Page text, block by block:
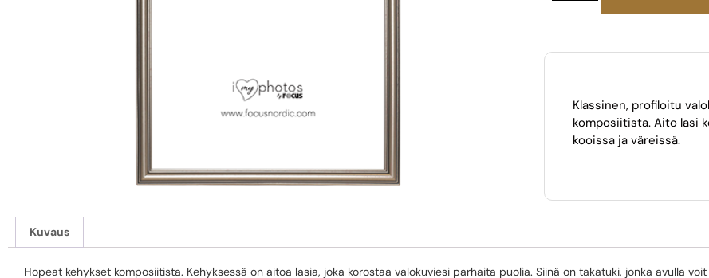
Klassinen, profiloitu
komposiitista. Aito lasi
kooissa ja väreissä.
Kuvaus
Hopeat kehykset komposiitista. Kehyksessä on aitoa lasia, joka korostaa valokuviesi parhaita puolia. Siinä on takatuki, jonka avulla